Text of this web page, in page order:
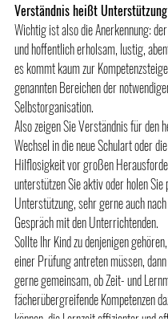
Verständnis heißt Unterstützung
Wichtig ist also die Anerkennung:
und hoffentlich erholsam, lustig,
es kommt kaum zur
genannten Bereichen der
Selbstorganisation.
Also zeigen Sie Verständnis für den
Wechsel in die neue Schulart oder
Hilflosigkeit vor großen
unterstützen Sie aktiv oder holen
Unterstützung, sehr gerne auch
Gespräch mit den Unterrichtenden.
Sollte Ihr Kind zu denjenigen
einer Prüfung antreten müssen,
gerne gemeinsam, ob Zeit- und
fächerübergreifende Kompetenzen
können, die Lernzeit effizienter und